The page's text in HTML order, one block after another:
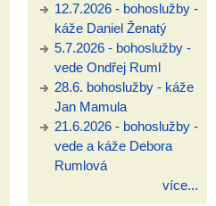
12.7.2026 - bohoslužby -
káže Daniel Ženatý
5.7.2026 - bohoslužby -
vede Ondřej Ruml
28.6. bohoslužby - káže
Jan Mamula
21.6.2026 - bohoslužby -
vede a káže Debora
Rumlová
více...